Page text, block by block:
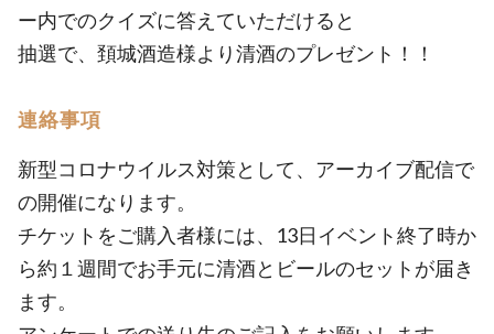
ー内でのクイズに答えていただけると
抽選で、頚城酒造様より清酒のプレゼント！！
連絡事項
新型コロナウイルス対策として、アーカイブ配信で
の開催になります。
チケットをご購入者様には、13日イベント終了時か
ら約１週間でお手元に清酒とビールのセットが届き
ます。